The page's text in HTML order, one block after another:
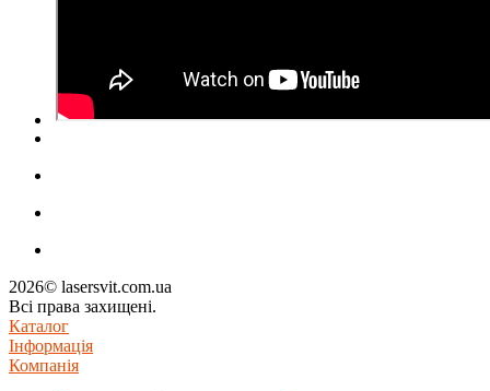
2026© lasersvit.com.ua
Всі права захищені.
Каталог
Інформація
Компанія